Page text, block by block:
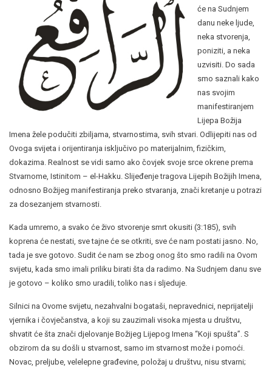
će na Sudnjem
danu neke ljude,
neka stvorenja,
poniziti, a neka
uzvisiti. Do sada
smo saznali kako
nas svojim
manifestiranjem
Lijepa Božija
Imena žele podučiti zbiljama, stvarnostima, svih stvari. Odlijepiti nas od
Ovoga svijeta i orijentiranja isključivo po materijalnim, fizičkim,
dokazima. Realnost se vidi samo ako čovjek svoje srce okrene prema
Stvarnome, Istinitom – el-Hakku. Slijeđenje tragova Lijepih Božijih Imena,
odnosno Božijeg manifestiranja preko stvaranja, znači kretanje u potrazi
za dosezanjem stvarnosti.
Kada umremo, a svako će živo stvorenje smrt okusiti (3:185), svih
koprena će nestati, sve tajne će se otkriti, sve će nam postati jasno. No,
tada je sve gotovo. Sudit će nam se zbog onog što smo radili na Ovom
svijetu, kada smo imali priliku birati šta da radimo. Na Sudnjem danu sve
je gotovo – koliko smo uradili, toliko nas i sljeduje.
Silnici na Ovome svijetu, nezahvalni bogataši, nepravednici, neprijatelji
vjernika i čovječanstva, a koji su zauzimali visoka mjesta u društvu,
shvatit će šta znači djelovanje Božijeg Lijepog Imena “Koji spušta”. S
obzirom da su došli u stvarnost, samo im stvarnost može i pomoći.
Novac, preljube, velelepne građevine, položaj u društvu, nisu stvarni;